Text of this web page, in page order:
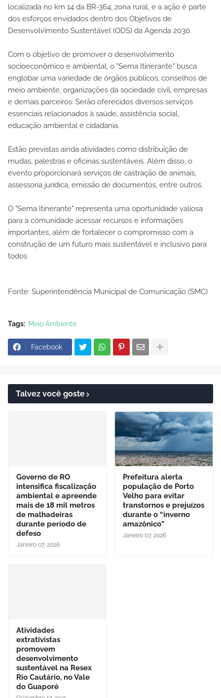
localizada no km 14 da BR-364, zona rural, e a ação é parte
dos esforços envidados dentro dos Objetivos de
Desenvolvimento Sustentável (ODS) da Agenda 2030.
Com o objetivo de promover o desenvolvimento
socioeconômico e ambiental, o "Sema Itinerante" busca
englobar uma variedade de órgãos públicos, conselhos de
meio ambiente, organizações da sociedade civil, empresas
e demais parceiros. Serão oferecidos diversos serviços
essenciais relacionados à saúde, assistência social,
educação ambiental e cidadania.
Estão previstas ainda atividades como distribuição de
mudas, palestras e oficinas sustentáveis. Além disso, o
evento proporcionará serviços de castração de animais,
assessoria jurídica, emissão de documentos, entre outros.
O "Sema Itinerante" representa uma oportunidade valiosa
para a comunidade acessar recursos e informações
importantes, além de fortalecer o compromisso com a
construção de um futuro mais sustentável e inclusivo para
todos.
Fonte: Superintendência Municipal de Comunicação (SMC)
Tags: Meio Ambiente
Facebook
Talvez você goste
Governo de RO
intensifica fiscalização
ambiental e apreende
mais de 18 mil metros
de malhadeiras
durante período de
defeso
Janeiro 07, 2026
Prefeitura alerta
população de Porto
Velho para evitar
transtornos e prejuízos
durante o “inverno
amazônico”
Janeiro 07, 2026
Atividades
extrativistas
promovem
desenvolvimento
sustentável na Resex
Rio Cautário, no Vale
do Guaporé